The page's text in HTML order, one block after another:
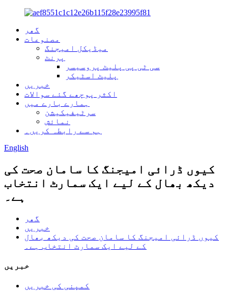
گھر
مصنوعات
میڈیکل امیجنگ
پرنٹ
سی ٹی پی پلیٹ پروسیسر
پلیٹ اسٹیکر
خبریں
اکثر پوچھے گئے سوالات
ہمارے بارے میں
سرٹیفیکیشن
نمائش
ہم سے رابطہ کریں۔
English
کیوں ڈرائی امیجنگ کا سامان صحت کی
دیکھ بھال کے لیے ایک سمارٹ انتخاب
ہے۔
گھر
خبریں
کیوں ڈرائی امیجنگ کا سامان صحت کی دیکھ بھال
کے لیے ایک سمارٹ انتخاب ہے۔
خبریں
کمپنی کی خبریں